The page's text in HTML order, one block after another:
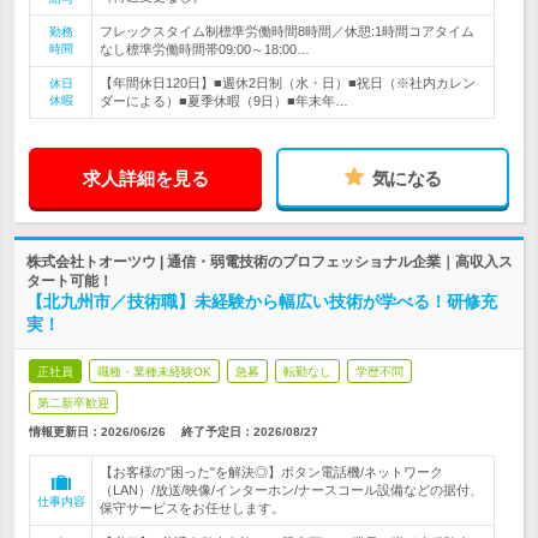
勤務
時間
フレックスタイム制標準労働時間8時間／休憩:1時間コアタイム
なし標準労働時間帯09:00～18:00…
休日
休暇
【年間休日120日】■週休2日制（水・日）■祝日（※社内カレン
ダーによる）■夏季休暇（9日）■年末年…
求人詳細を見る 気になる
株式会社トオーツウ | 通信・弱電技術のプロフェッショナル企業｜高収入ス
タート可能！
【北九州市／技術職】未経験から幅広い技術が学べる！研修充
実！
正社員 職種・業種未経験OK 急募 転勤なし 学歴不問
第二新卒歓迎
情報更新日：2026/06/26 終了予定日： 2026/08/27
仕事内容
【お客様の"困った"を解決◎】ボタン電話機/ネットワーク
（LAN）/放送/映像/インターホン/ナースコール設備などの据付、
保守サービスをお任せします。